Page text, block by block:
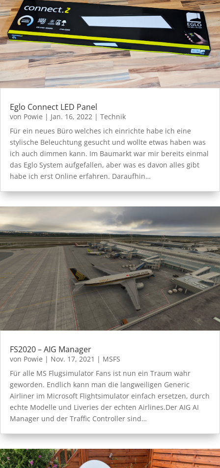
Eglo Connect LED Panel
von Powie | Jan. 16, 2022 | Technik
Für ein neues Büro welches ich einrichte habe ich eine
stylische Beleuchtung gesucht und wollte etwas haben was
ich auch dimmen kann. Im Baumarkt war mir bereits einmal
das Eglo System aufgefallen, aber was es davon alles gibt
habe ich erst Online erfahren. Daraufhin…
FS2020 – AIG Manager
von Powie | Nov. 17, 2021 | MSFS
Für alle MS Flugsimulator Fans ist nun ein Traum wahr
geworden. Endlich kann man die langweiligen Generic
Airliner im Microsoft Flightsimulator einfach ersetzen, durch
echte Modelle und Liveries der echten Airlines.Der AIG AI
Manager und der Traffic Controller sind…